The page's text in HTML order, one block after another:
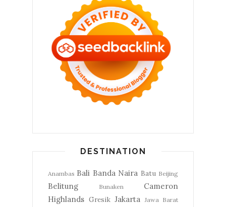
DESTINATION
Anambas Bali Banda Naira Batu Beijing
Belitung Bunaken
Cameron
Highlands Gresik Jakarta Jawa Barat